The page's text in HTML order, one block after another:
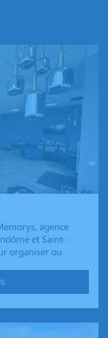
agence
et Saint-
organiser ou